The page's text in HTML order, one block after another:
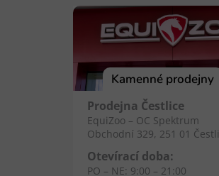
Kamenné prodejny
Prodejna Čestlice
EquiZoo – OC Spektrum
Obchodní 329, 251 01
Otevírací doba:
PO – NE: 9:00 – 21:00